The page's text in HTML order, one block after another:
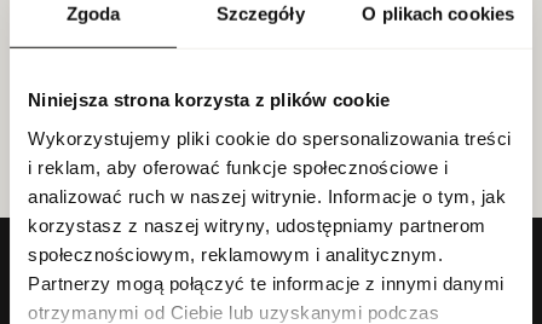
Zgoda Szczegóły O plikach cookies
Niniejsza strona korzysta z plików cookie
Wykorzystujemy pliki cookie do spersonalizowania treści
i reklam, aby oferować funkcje społecznościowe i
analizować ruch w naszej witrynie. Informacje o tym, jak
korzystasz z naszej witryny, udostępniamy partnerom
społecznościowym, reklamowym i analitycznym.
Partnerzy mogą połączyć te informacje z innymi danymi
otrzymanymi od Ciebie lub uzyskanymi podczas
ZAPACHY DO WNĘTRZ
Firma